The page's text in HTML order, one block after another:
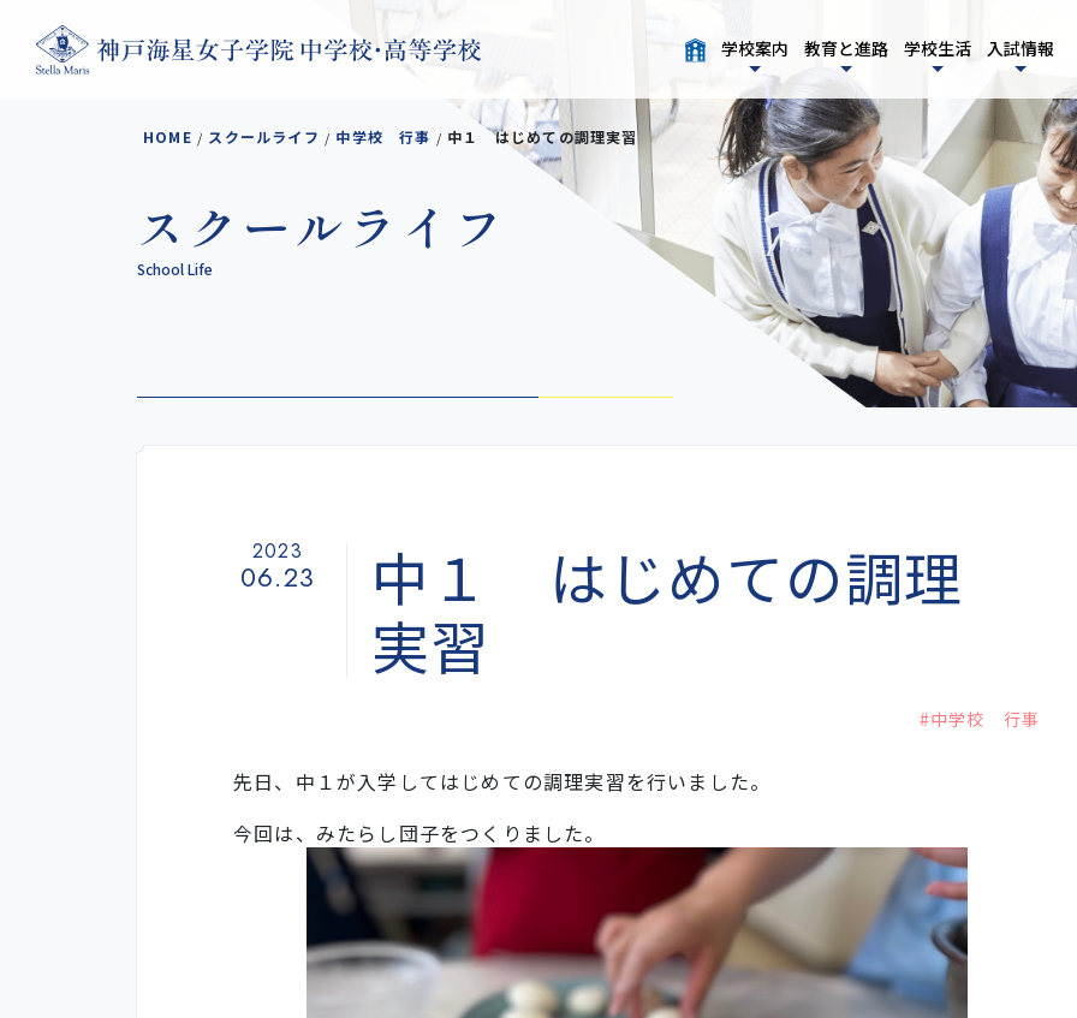
学校案内 教育と進路 学校生活 入試情報
HOME / スクールライフ / 中学校 行事 / 中１ はじめての調理実習
スクールライフ
School Life
中１ はじめての調理
実習
2023
06.23
#中学校 行事
先日、中１が入学してはじめての調理実習を行いました。
今回は、みたらし団子をつくりました。